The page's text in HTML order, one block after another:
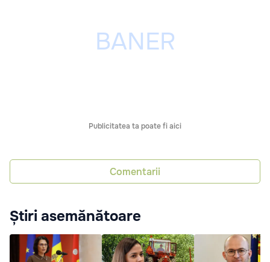
Publicitatea ta poate fi aici
Comentarii
Știri asemănătoare